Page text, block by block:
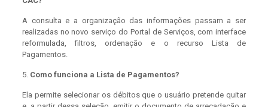
A consulta e a organização das informações passam a ser
realizadas no novo serviço do Portal de Serviços, com interface
reformulada, filtros, ordenação e o recurso Lista de
Pagamentos.
5. Como funciona a Lista de Pagamentos?
Ela permite selecionar os débitos que o usuário pretende quitar